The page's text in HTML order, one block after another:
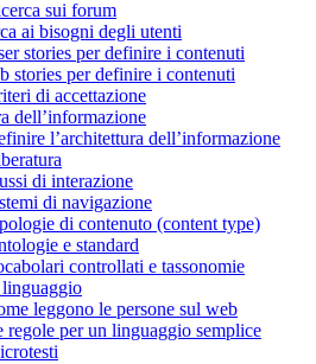
sui forum
ai bisogni degli utenti
stories per definire i contenuti
stories per definire i contenuti
di accettazione
dell’informazione
l’architettura dell’informazione
di interazione
di navigazione
di contenuto (content type)
e standard
controllati e tassonomie
leggono le persone sul web
regole per un linguaggio semplice